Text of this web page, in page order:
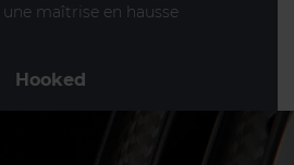
maîtrise en hausse
Hooked